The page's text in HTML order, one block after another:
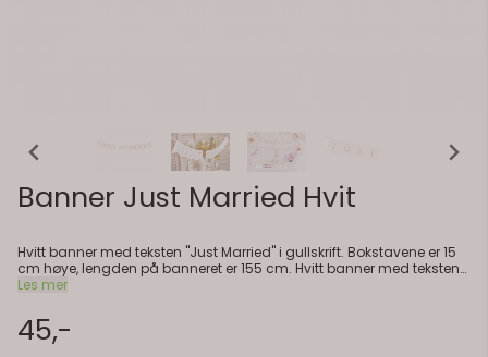
Banner Just Married Hvit
Hvitt banner med teksten "Just Married" i gullskrift. Bokstavene er 15
cm høye, lengden på banneret er 155 cm. Hvitt banner med teksten
"Just Married" i gullskrift. Bokstavene er 15 cm høye, lengden på
Les mer
45,-